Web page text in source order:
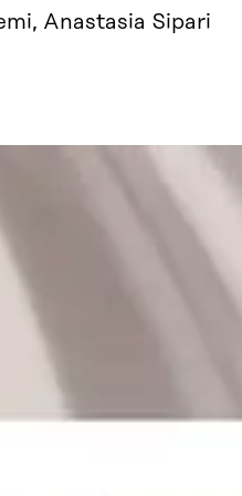
Anastasia Sipari